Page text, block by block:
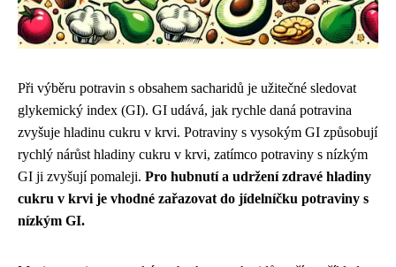
Při výběru potravin s obsahem sacharidů je užitečné sledovat
glykemický index (GI). GI udává, jak rychle daná potravina
zvyšuje hladinu cukru v krvi. Potraviny s vysokým GI způsobují
rychlý nárůst hladiny cukru v krvi, zatímco potraviny s nízkým
GI ji zvyšují pomaleji. Pro hubnutí a udržení zdravé hladiny
cukru v krvi je vhodné zařazovat do jídelníčku potraviny s
nízkým GI.